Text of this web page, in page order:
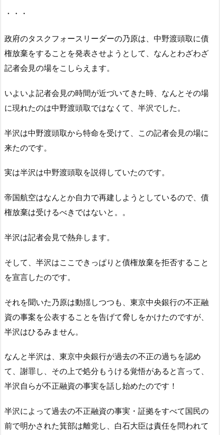
・・・
政府のタスクフォースリーダーの乃原は、中野渡頭取に債
権放棄をすることを発表させようとして、なんとわざわざ
記者会見の場をこしらえます。
いよいよ記者会見の時間が近づいてきた時、なんとその場
に現れたのは中野渡頭取ではなくて、半沢でした。
半沢は中野渡頭取から特命を受けて、この記者会見の場に
来たのです。
実は半沢は中野渡頭取を説得していたのです。
帝国航空はなんとか自力で再建しようとしているので、債
権放棄は受けるべきではないと。。
半沢は記者会見で熱弁します。
そして、半沢はここできっぱりと債権放棄を拒否すること
を宣言したのです。
それを聞いた乃原は動揺しつつも、東京中央銀行の不正融
資の事案を公表することを告げて脅しをかけたのですが、
半沢はひるみません。
なんと半沢は、東京中央銀行が過去の不正の過ちを認め
て、謝罪し、その上で処分もうける覚悟があると言って、
半沢自らが不正融資の事実を話し始めたのです！
半沢によって過去の不正融資の事実・証拠をすべて国民の
前で明かされた箕部は離党し、白石大臣は責任を問われて